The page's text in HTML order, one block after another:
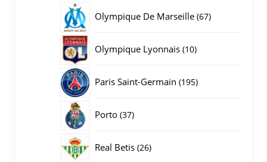
Olympique De Marseille 6767
Olympique Lyonnais 1010
Paris Saint-Germain 195195
Porto 3737
Real Betis 2626